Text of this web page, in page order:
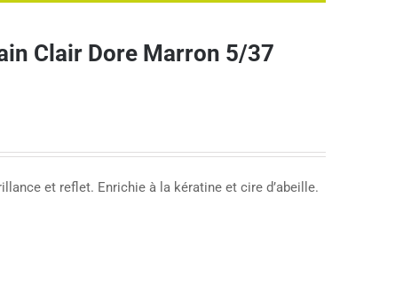
Clair Dore Marron 5/37
et reflet. Enrichie à la kératine et cire d’abeille.